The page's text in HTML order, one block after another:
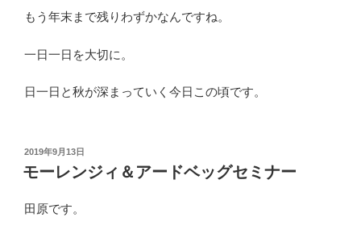
もう年末まで残りわずかなんですね。
一日一日を大切に。
日一日と秋が深まっていく今日この頃です。
投
稿
日:
2019年9月13日
モーレンジィ＆アードベッグセミナー
田原です。